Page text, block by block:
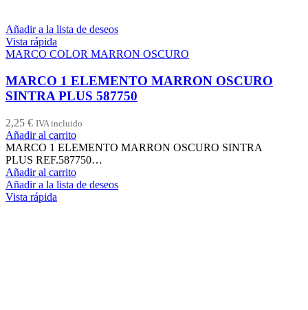
Añadir a la lista de deseos
Vista rápida
MARCO COLOR MARRON OSCURO
MARCO 1 ELEMENTO MARRON OSCURO
SINTRA PLUS 587750
2,25 € IVA incluido
Añadir al carrito
MARCO 1 ELEMENTO MARRON OSCURO SINTRA
PLUS REF.587750…
Añadir al carrito
Añadir a la lista de deseos
Vista rápida